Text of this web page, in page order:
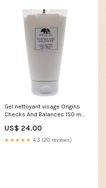
Gel nettoyant visage Origins
Checks And Balances 150 ml
US$ 24.00
★★★★★ 4.3 (20 reviews)